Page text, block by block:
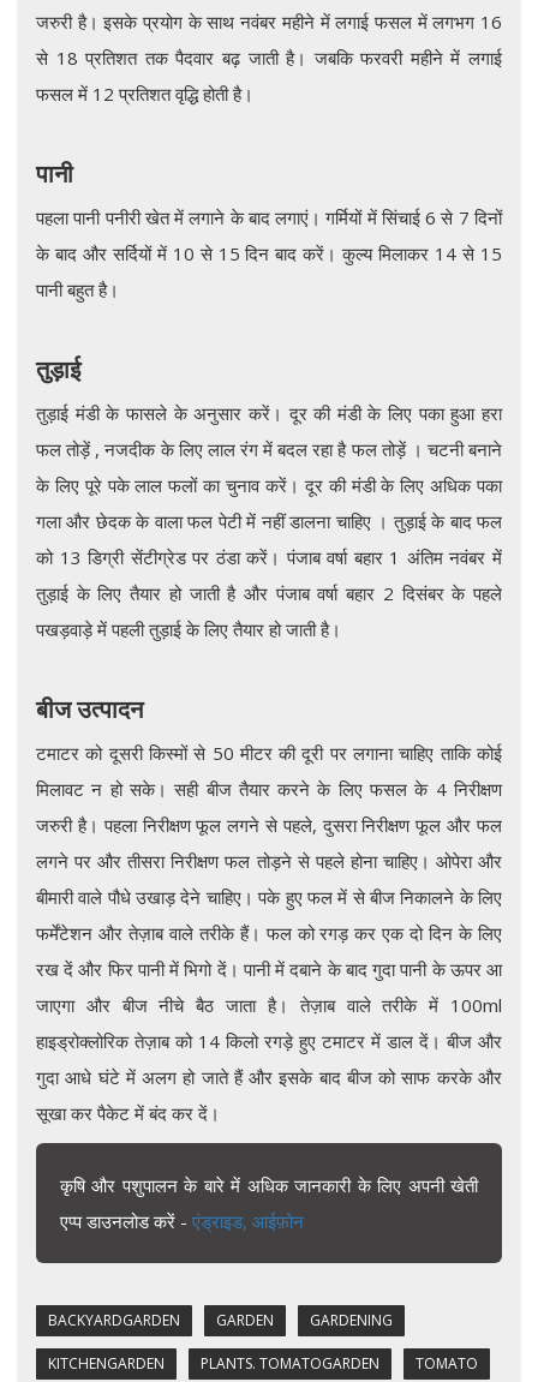
जरुरी है। इसके प्रयोग के साथ नवंबर महीने में लगाई फसल में लगभग 16
से 18 प्रतिशत तक पैदवार बढ़ जाती है। जबकि फरवरी महीने में लगाई
फसल में 12 प्रतिशत वृद्धि होती है।
पानी
पहला पानी पनीरी खेत में लगाने के बाद लगाएं। गर्मियों में सिंचाई 6 से 7 दिनों
के बाद और सर्दियों में 10 से 15 दिन बाद करें। कुल्य मिलाकर 14 से 15
पानी बहुत है।
तुड़ाई
तुड़ाई मंडी के फासले के अनुसार करें। दूर की मंडी के लिए पका हुआ हरा
फल तोड़ें , नजदीक के लिए लाल रंग में बदल रहा है फल तोड़ें । चटनी बनाने
के लिए पूरे पके लाल फलों का चुनाव करें। दूर की मंडी के लिए अधिक पका
गला और छेदक के वाला फल पेटी में नहीं डालना चाहिए । तुड़ाई के बाद फल
को 13 डिग्री सेंटीग्रेड पर ठंडा करें। पंजाब वर्षा बहार 1 अंतिम नवंबर में
तुड़ाई के लिए तैयार हो जाती है और पंजाब वर्षा बहार 2 दिसंबर के पहले
पखड़वाड़े में पहली तुड़ाई के लिए तैयार हो जाती है।
बीज उत्पादन
टमाटर को दूसरी किस्मों से 50 मीटर की दूरी पर लगाना चाहिए ताकि कोई
मिलावट न हो सके। सही बीज तैयार करने के लिए फसल के 4 निरीक्षण
जरुरी है। पहला निरीक्षण फूल लगने से पहले, दुसरा निरीक्षण फूल और फल
लगने पर और तीसरा निरीक्षण फल तोड़ने से पहले होना चाहिए। ओपेरा और
बीमारी वाले पौधे उखाड़ देने चाहिए। पके हुए फल में से बीज निकालने के लिए
फर्मेंटेशन और तेज़ाब वाले तरीके हैं। फल को रगड़ कर एक दो दिन के लिए
रख दें और फिर पानी में भिगो दें। पानी में दबाने के बाद गुदा पानी के ऊपर आ
जाएगा और बीज नीचे बैठ जाता है। तेज़ाब वाले तरीके में 100ml
हाइड्रोक्लोरिक तेज़ाब को 14 किलो रगड़े हुए टमाटर में डाल दें। बीज और
गुदा आधे घंटे में अलग हो जाते हैं और इसके बाद बीज को साफ करके और
सूखा कर पैकेट में बंद कर दें।
कृषि और पशुपालन के बारे में अधिक जानकारी के लिए अपनी खेती
एप्प डाउनलोड करें - एंड्राइड, आईफ़ोन
BACKYARDGARDEN GARDEN GARDENING
KITCHENGARDEN PLANTS. TOMATOGARDEN TOMATO